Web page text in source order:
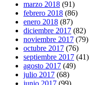
marzo 2018 (91)
febrero 2018 (86)
enero 2018 (87)
diciembre 2017 (82)
noviembre 2017 (79)
octubre 2017 (76)
septiembre 2017 (41)
agosto 2017 (49)
julio 2017 (68)
junio 2017 (99)